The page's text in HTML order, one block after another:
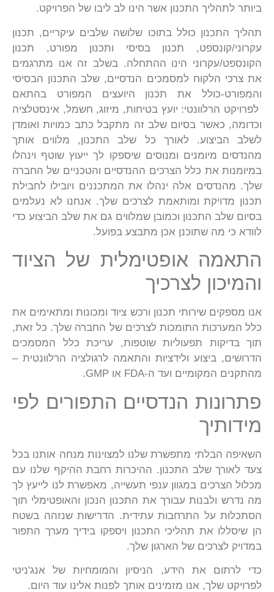
ביותר לתהליך התכנון אשר הינו לב ליבו של הפרויקט.
תהליך התכנון כולל בתוכו שלושה שלבים עיקריים, תכנון
עקרוני/קונספט, תכנון בסיסי ותכנון מפורט, תכנון
הקונספט/עקרוני הינו ההתחלה. בשלב זה אנו מתרגמים
את צרכי הלקוח למסמכים הנדסיים, שלב התכנון הבסיסי
והמפורט-כולל את תכנון היועצים המפורט בהתאם
לפרויקט הרלוונטי: יועץ בטיחות, מיזוג, חשמל, אינסטלציה
וכדומה, כאשר בסיום שלב זה מתקבל כתב כמויות ואומדן
לשלב הביצוע. לאורך כל שלב התכנון, מלווים אותך
מהנדסים מיומנים ומנוסים שיספקו לך ייעוץ שוטף וינהלו
במיומנות את כלל הצרכים ההנדסיים והטכניים של החברה
שלך. מהנדסים אלה ינהלו את המתכננים ויובילו לחבילת
תכנון מדויקת ומותאמת לצרכים שלך. אנחנו לא נעלמים
בסיום שלב התכנון וכמובן שמלווים גם את שלב הביצוע כדי
לוודא כי מה שתוכנן אכן מתבצע בפועל.
התאמה אופטימלית של הציוד
והמיכון לצרכיך
אנו מספקים שירותי תכנון ורכש ציוד ומכונות ומתאימים את
כלל המערכות התומכות לצרכים של החברה שלך. כל זאת,
תוך בדיקות תפעוליות שוטפות, עריכת כלל המסמכים
הדרושים, ביצוע ולידציות והתאמה לרגולציה הרלוונטית –
מהתקנים המקומיים ועד ה-FDA או GMP.
פתרונות הנדסיים התפורים לפי
מידותיך
השאיפה הבלתי מתפשרת שלנו למצוינות מנחה אותנו בכל
צעד לאורך שלב התכנון. ההיכרות רחבת ההיקף שלנו עם
מכלול הצרכים במגוון ענפי תעשייה, מאפשרת לנו לייעץ לך
מה נדרש ולבנות עבורך את התכנון הנכון והאופטימלי תוך
הסתכלות על התרחבות עתידית. הדרישות שנזהה בשטח
הן שיסללו את תהליכי התכנון ויספקו בידיך מערך התפור
במדויק לצרכים של הארגון שלך.
כדי לרתום את הידע, הניסיון והמומחיות של אנג'ניטי
לפרויקט שלך, אנו מזמינים אותך לפנות אלינו עוד היום.